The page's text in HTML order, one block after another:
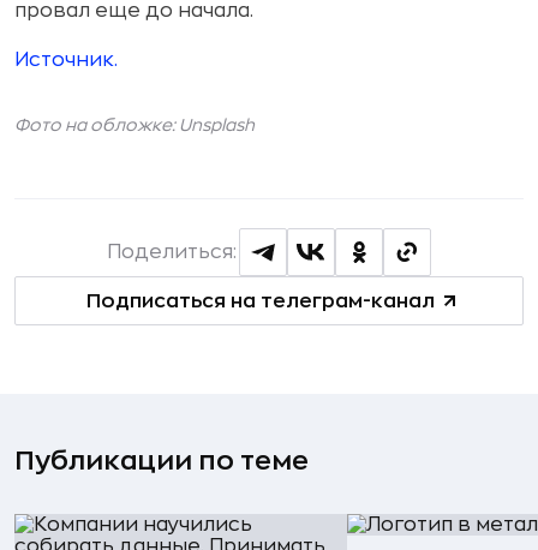
провал еще до начала.
Источник.
Фото на обложке: Unsplash
Подписаться на телеграм-канал
Поделиться:
Публикации по теме